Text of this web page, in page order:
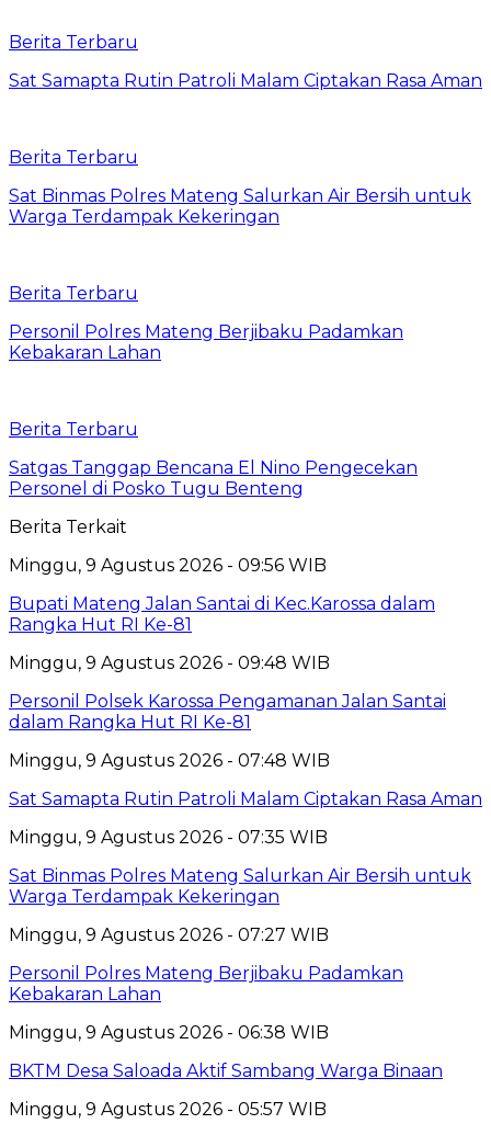
Berita Terbaru
Sat Samapta Rutin Patroli Malam Ciptakan Rasa Aman
Berita Terbaru
Sat Binmas Polres Mateng Salurkan Air Bersih untuk
Warga Terdampak Kekeringan
Berita Terbaru
Personil Polres Mateng Berjibaku Padamkan
Kebakaran Lahan
Berita Terbaru
Satgas Tanggap Bencana El Nino Pengecekan
Personel di Posko Tugu Benteng
Berita Terkait
Minggu, 9 Agustus 2026 - 09:56 WIB
Bupati Mateng Jalan Santai di Kec.Karossa dalam
Rangka Hut RI Ke-81
Minggu, 9 Agustus 2026 - 09:48 WIB
Personil Polsek Karossa Pengamanan Jalan Santai
dalam Rangka Hut RI Ke-81
Minggu, 9 Agustus 2026 - 07:48 WIB
Sat Samapta Rutin Patroli Malam Ciptakan Rasa Aman
Minggu, 9 Agustus 2026 - 07:35 WIB
Sat Binmas Polres Mateng Salurkan Air Bersih untuk
Warga Terdampak Kekeringan
Minggu, 9 Agustus 2026 - 07:27 WIB
Personil Polres Mateng Berjibaku Padamkan
Kebakaran Lahan
Minggu, 9 Agustus 2026 - 06:38 WIB
BKTM Desa Saloada Aktif Sambang Warga Binaan
Minggu, 9 Agustus 2026 - 05:57 WIB